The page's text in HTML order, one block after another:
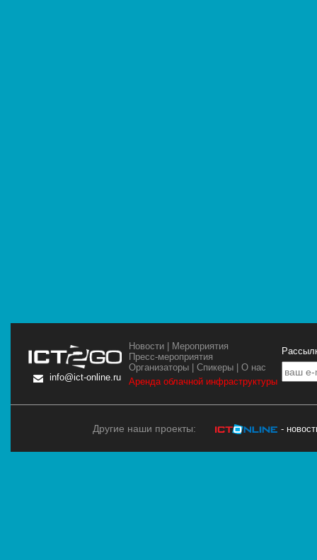
info@ict-online.ru
Новости
Мероприятия
Пресс-мероприятия
Организаторы |Спикеры |О нас
Аренда облачной инфраструктуры
Другие наши проекты: -